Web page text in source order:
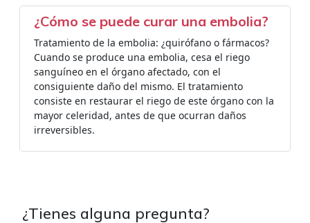
¿Cómo se puede curar una embolia?
Tratamiento de la embolia: ¿quirófano o fármacos?
Cuando se produce una embolia, cesa el riego
sanguíneo en el órgano afectado, con el
consiguiente daño del mismo. El tratamiento
consiste en restaurar el riego de este órgano con la
mayor celeridad, antes de que ocurran daños
irreversibles.
¿Tienes alguna pregunta?